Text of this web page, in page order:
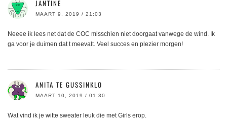
JANTINE
MAART 9, 2019 / 21:03
Neeee ik lees net dat de COC misschien niet doorgaat vanwege de wind. Ik
ga voor je duimen dat t meevalt. Veel succes en plezier morgen!
ANITA TE GUSSINKLO
MAART 10, 2019 / 01:30
Wat vind ik je witte sweater leuk die met Girls erop.